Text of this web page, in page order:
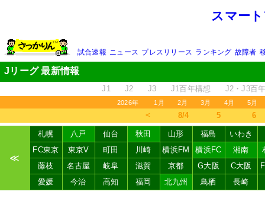
スマー
試合速報 ニュース プレスリリース ランキング 故障者
Jリーグ 最新情報
J1 J2 J3 J1百年構想 J2・J3百
2026年 1月 2月 3月 4月 5月
＜ 8/4 5 6
≪
札幌 八戸 仙台 秋田 山形 福島
いわき
FC東京
東京V 町田 川崎 横浜FM 横浜FC 湘南
藤枝
名古屋 岐阜 滋賀 京都 G大阪 C大阪
愛媛
今治 高知 福岡 北九州 鳥栖 長崎